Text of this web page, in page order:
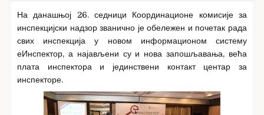
На данашњој 26. седници Координационе комисије за
инспекцијски надзор званично је обележен и почетак рада
свих инспекција у новом информационом систему
еИнспектор, а најављени су и нова запошљавања, већа
плата инспектора и јединствени контакт центар за
инспекторе.